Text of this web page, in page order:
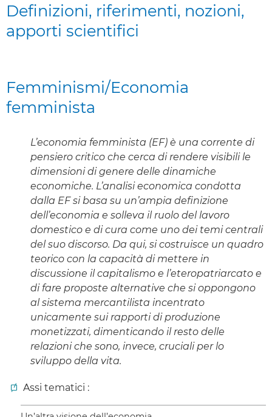
Definizioni, riferimenti, nozioni,
apporti scientifici
Femminismi/Economia
femminista
L’economia femminista (EF) è una corrente di
pensiero critico che cerca di rendere visibili le
dimensioni di genere delle dinamiche
economiche. L’analisi economica condotta
dalla EF si basa su un’ampia definizione
dell’economia e solleva il ruolo del lavoro
domestico e di cura come uno dei temi centrali
del suo discorso. Da qui, si costruisce un quadro
teorico con la capacità di mettere in
discussione il capitalismo e l’eteropatriarcato e
di fare proposte alternative che si oppongono
al sistema mercantilista incentrato
unicamente sui rapporti di produzione
monetizzati, dimenticando il resto delle
relazioni che sono, invece, cruciali per lo
sviluppo della vita.
Assi tematici :